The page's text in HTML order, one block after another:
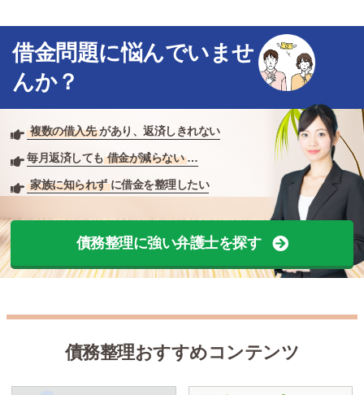
借金問題に悩んでいませ
んか？
複数の借入先 があり、返済しきれない
毎月返済しても 借金が減らない …
家族に知られず に借金を整理したい
債務整理に強い弁護士を探す
債務整理おすすめコンテンツ